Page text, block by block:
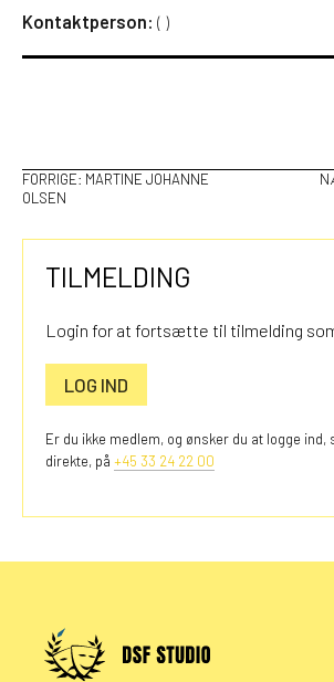
Kontaktperson: ( )
FORRIGE: MARTINE JOHANNE
OLSEN
TILMELDING
Login for at fortsætte til tilmelding
LOG IND
Er du ikke medlem, og ønsker du at logge ind,
direkte, på +45 33 24 22 00